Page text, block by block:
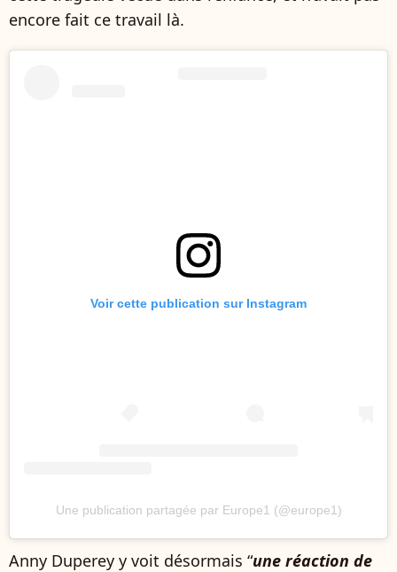
encore fait ce travail là.
Voir cette publication sur Instagram
Une publication partagée par Europe1 (@europe1)
Anny Duperey y voit désormais “une réaction de